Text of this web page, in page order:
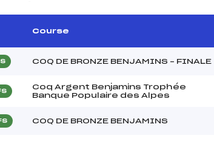
Course
COQ DE BRONZE BENJAMINS – FINALE
Coq Argent Benjamins Trophée
Banque Populaire des Alpes
COQ DE BRONZE BENJAMINS